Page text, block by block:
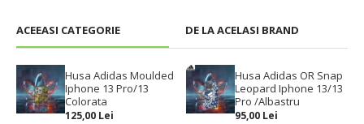
ACEEASI CATEGORIE DE LA ACELASI BRAND
Husa Adidas Moulded
Iphone 13 Pro/13
Colorata
125,00 Lei
Husa Adidas OR Snap
Leopard Iphone 13/13
Pro /Albastru
95,00 Lei